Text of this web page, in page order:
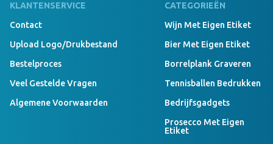
KLANTENSERVICE
Contact
Upload Logo/drukbestand
Bestelproces
Veel Gestelde Vragen
Algemene Voorwaarden
CATEGORIEËN
Wijn Met Eigen Etiket
Bier Met Eigen Etiket
Borrelplank Graveren
Tennisballen Bedrukken
Bedrijfsgadgets
Prosecco Met Eigen
Etiket